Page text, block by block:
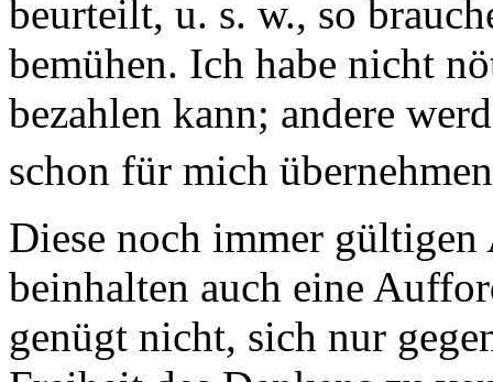
beurteilt, u. s. w., so
bemühen. Ich habe nicht
bezahlen kann; andere
schon für mich
Diese noch immer
beinhalten auch eine
genügt nicht, sich nur